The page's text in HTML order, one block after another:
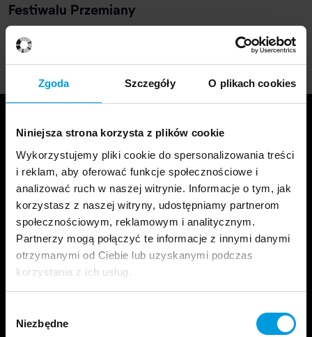
Zgoda Szczegóły O plikach cookies
Niniejsza strona korzysta z plików cookie
Wykorzystujemy pliki cookie do spersonalizowania treści
i reklam, aby oferować funkcje społecznościowe i
analizować ruch w naszej witrynie. Informacje o tym, jak
korzystasz z naszej witryny, udostępniamy partnerom
społecznościowym, reklamowym i analitycznym.
Partnerzy mogą połączyć te informacje z innymi danymi
otrzymanymi od Ciebie lub uzyskanymi podczas
korzystania z ich usług.
zgody
Niezbędne
Festiwalu Przemiany
Jesteśmy częścią Wydziału Projektowania
w Warszawie Uniwersytetu SWPS.